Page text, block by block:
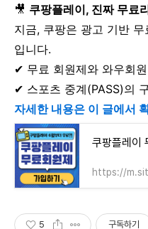
🎥 쿠팡플레이, 진짜 무료
지금, 쿠팡은 광고 기반
입니다.
✔ 무료 회원제와 와우회
✔ 스포츠 중계(PASS)의
자세한 내용은 이 글에서
쿠팡플레이
https://
5 구독하기